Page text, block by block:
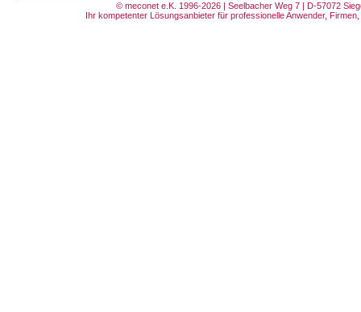
© meconet e.K. 1996-2026 | Seelbacher Weg 7 | D-57072
Ihr kompetenter Lösungsanbieter für professionelle Anwender,